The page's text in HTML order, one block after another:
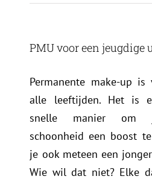
PMU voor een jeugdige
Permanente make-up
alle leeftijden. Het is
snelle manier om
schoonheid een boost
je ook meteen een
Wie wil dat niet? Elke